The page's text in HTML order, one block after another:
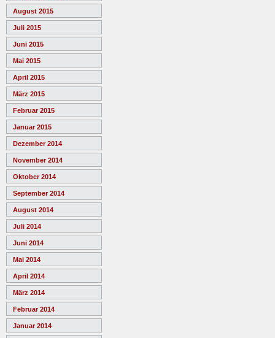
August 2015
Juli 2015
Juni 2015
Mai 2015
April 2015
März 2015
Februar 2015
Januar 2015
Dezember 2014
November 2014
Oktober 2014
September 2014
August 2014
Juli 2014
Juni 2014
Mai 2014
April 2014
März 2014
Februar 2014
Januar 2014